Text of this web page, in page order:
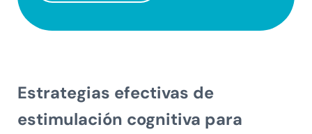
Estrategias efectivas de
estimulación cognitiva para